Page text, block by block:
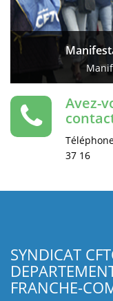
Avez-
37 16
SYNDICAT
FRANCHE-